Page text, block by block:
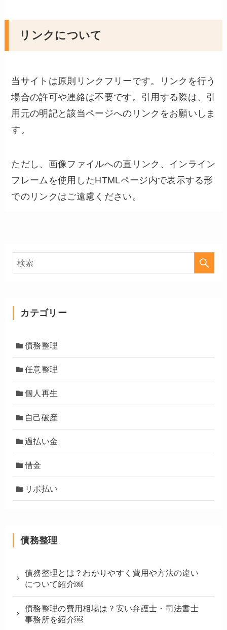
リンクについて
当サイトは原則リンクフリーです。リンクを行う
場合の許可や連絡は不要です。引用する際は、引
用元の明記と該当ページへのリンクをお願いしま
す。
ただし、画像ファイルへの直リンク、インライン
フレームを使用したHTMLページ内で表示する形
でのリンクはご遠慮ください。
カテゴリー
債務整理
任意整理
個人再生
自己破産
過払い金
借金
リボ払い
債務整理
債務整理とは？わかりやすく費用や方法の違い
について紹介￼
債務整理の費用相場は？安い弁護士・司法書士
事務所を紹介￼